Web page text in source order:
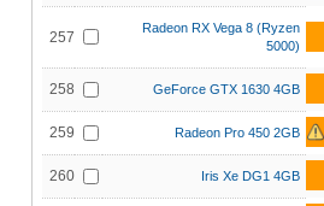
257
Radeon RX Vega 8 (Ryzen
5000)
258 GeForce GTX 1630 4GB
259 Radeon Pro 450 2GB
260 Iris Xe DG1 4GB